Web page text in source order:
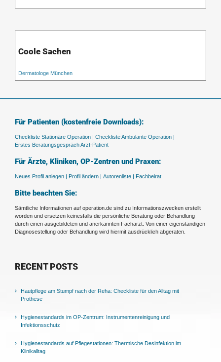
Coole Sachen
Dermatologe München
Für Patienten (kostenfreie Downloads):
Checkliste Stationäre Operation | Checkliste Ambulante Operation |
Erstes Beratungsgespräch Arzt-Patient
Für Ärzte, Kliniken, OP-Zentren und Praxen:
Neues Profil anlegen | Profil ändern | Autorenliste | Fachbeirat
Bitte beachten Sie:
Sämtliche Informationen auf operation.de sind zu Informationszwecken erstellt
worden und ersetzen keinesfalls die persönliche Beratung oder Behandlung
durch einen ausgebildeten und anerkannten Facharzt. Von einer eigenständigen
Diagnosestellung oder Behandlung wird hiermit ausdrücklich abgeraten.
RECENT POSTS
Hautpflege am Stumpf nach der Reha: Checkliste für den Alltag mit
Prothese
Hygienestandards im OP-Zentrum: Instrumentenreinigung und
Infektionsschutz
Hygienestandards auf Pflegestationen: Thermische Desinfektion im
Klinikalltag